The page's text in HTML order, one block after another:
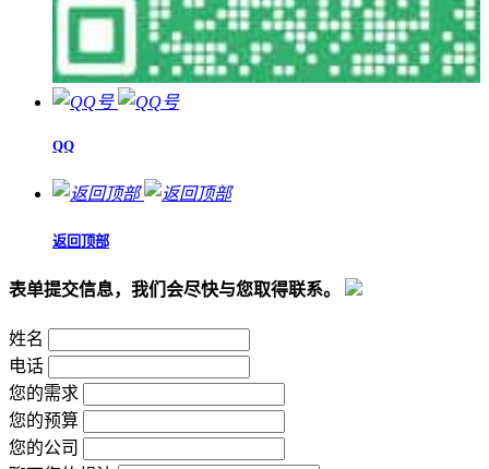
QQ
返回顶部
表单提交信息，我们会尽快与您取得联系。
姓名
电话
您的需求
您的预算
您的公司